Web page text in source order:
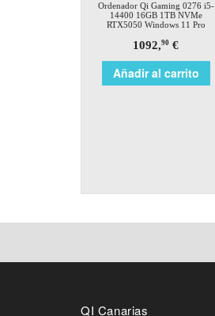
Ordenador Qi Gaming 0276 i5-
14400 16GB 1TB NVMe
RTX5050 Windows 11 Pro
1092,90 €
Añadir al carrito
QI Canarias